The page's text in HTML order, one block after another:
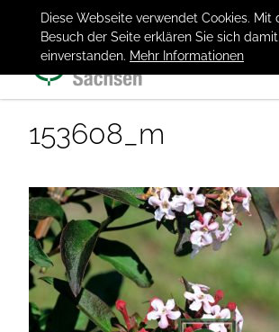
Diese Webseite verwendet Cookies. Mit
Besuch der Seite erklären Sie sich damit
einverstanden. Mehr Informationen
153608_m